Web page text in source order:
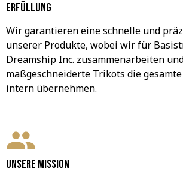
Erfüllung
Wir garantieren eine schnelle und
unserer Produkte, wobei wir für
Dreamship Inc. zusammenarbeiten
maßgeschneiderte Trikots die
intern übernehmen.
Unsere Mission